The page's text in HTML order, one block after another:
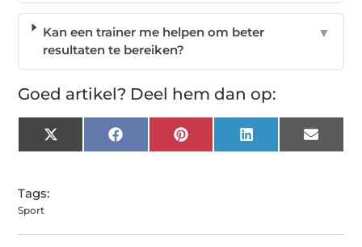
Kan een trainer me helpen om beter
resultaten te bereiken?
▼
Goed artikel? Deel hem dan op:
X
(Twitter)
FacebookPinterest LinkedIn Email
Tags:
Sport